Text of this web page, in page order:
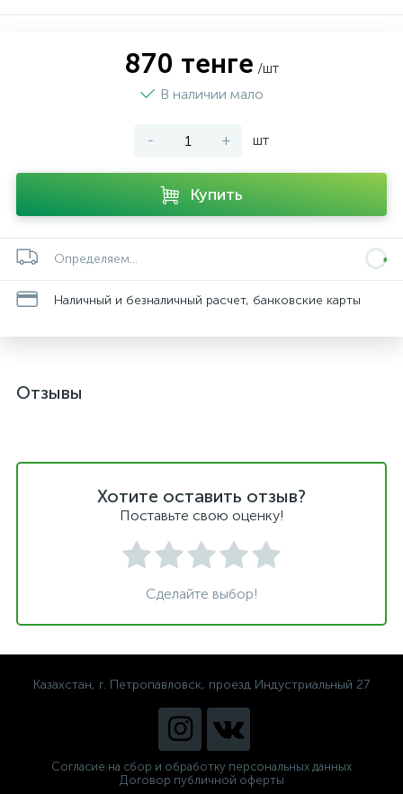
870 тенге /шт
В наличии мало
- + шт
Купить
Определяем...
Наличный и безналичный расчет, банковские карты
Отзывы
Хотите оставить отзыв?
Поставьте свою оценку!
Сделайте выбор!
Казахстан, г. Петропавловск, проезд Индустриальный 27
Согласие на сбор и обработку персональных данных
Договор публичной оферты